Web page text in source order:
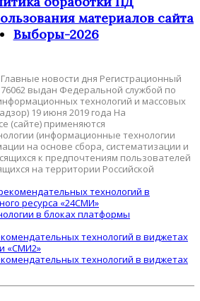
материалов сайта
Выборы-2026
новости дня Регистрационный
выдан Федеральной службой по
технологий и массовых
19 июня 2019 года На
(сайте) применяются
(информационные технологии
на основе сбора, систематизации и
к предпочтениям пользователей
на территории Российской
технологий в
ресурса «24СМИ»
в блоках платформы
технологий в виджетах
«СМИ2»
технологий в виджетах